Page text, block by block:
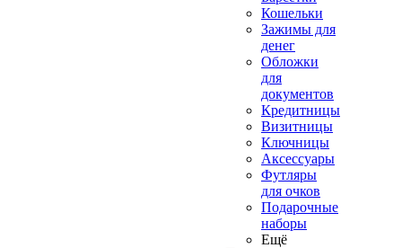
Кошельки
Зажимы для
денег
Обложки
для
документов
Кредитницы
Визитницы
Ключницы
Аксессуары
Футляры
для очков
Подарочные
наборы
Ещё